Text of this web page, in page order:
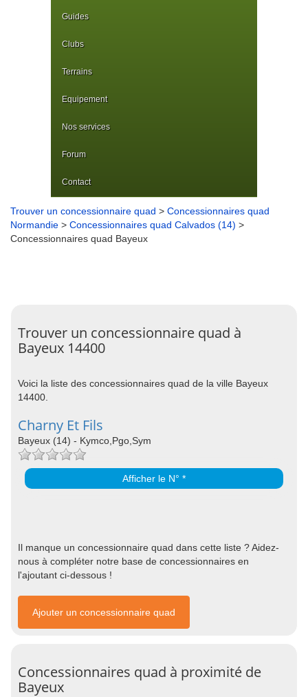
Guides
Clubs
Terrains
Equipement
Nos services
Forum
Contact
Trouver un concessionnaire quad > Concessionnaires quad
Normandie > Concessionnaires quad Calvados (14) >
Concessionnaires quad Bayeux
Trouver un concessionnaire quad à
Bayeux 14400
Voici la liste des concessionnaires quad de la ville Bayeux
14400.
Charny Et Fils
Bayeux (14) - Kymco,Pgo,Sym
Afficher le N° *
Il manque un concessionnaire quad dans cette liste ? Aidez-
nous à compléter notre base de concessionnaires en
l'ajoutant ci-dessous !
Ajouter un concessionnaire quad
Concessionnaires quad à proximité de
Bayeux